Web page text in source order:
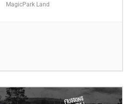
MagicPark Land